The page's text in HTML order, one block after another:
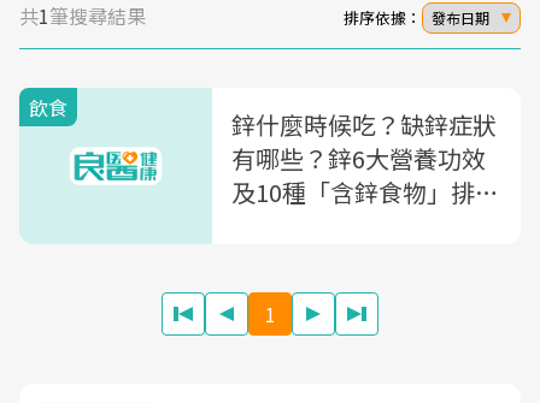
共1筆搜尋結果 排序依據： 發布日期
飲食
鋅什麼時候吃？缺鋅症狀
有哪些？鋅6大營養功效
及10種「含鋅食物」排行
1